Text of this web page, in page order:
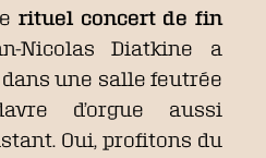
rituel concert de fin
Nicolas Diatkine a
une salle feutrée
d’orgue aussi
Oui, profitons du